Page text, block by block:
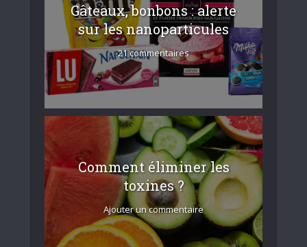
Gâteaux, bonbons : alerte
sur les nanoparticules
21 commentaires
Comment éliminer les
toxines ?
Ajouter un commentaire